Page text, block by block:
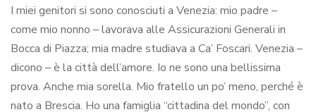
I miei genitori si sono conosciuti a Venezia: mio padre –
come mio nonno – lavorava alle Assicurazioni Generali in
Bocca di Piazza; mia madre studiava a Ca’ Foscari. Venezia –
dicono – è la città dell’amore. Io ne sono una bellissima
prova. Anche mia sorella. Mio fratello un po’ meno, perché è
nato a Brescia. Ho una famiglia “cittadina del mondo”, con